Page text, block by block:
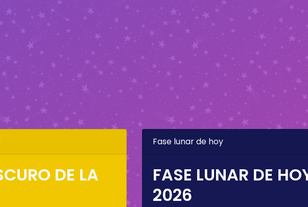
DE LA
Fase lunar de hoy
FASE LUNAR DE
2026